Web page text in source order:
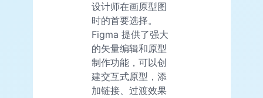
设计师在画原型图
时的首要选择。
Figma 提供了强大
的矢量编辑和原型
制作功能，可以创
建交互式原型，添
加链接、过渡效果